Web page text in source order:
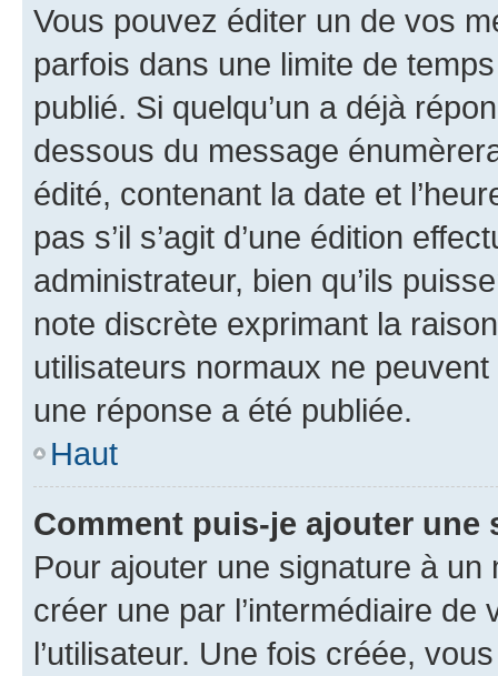
Vous pouvez éditer un de vos
parfois dans une limite de
publié. Si quelqu’un a déjà
dessous du message
édité, contenant la date et
pas s’il s’agit d’une édition
administrateur, bien qu’ils
note discrète exprimant la
utilisateurs normaux ne
une réponse a été publiée.
Haut
Comment puis-je ajouter une
Pour ajouter une signature à un
créer une par l’intermédiaire
l’utilisateur. Une fois créée,